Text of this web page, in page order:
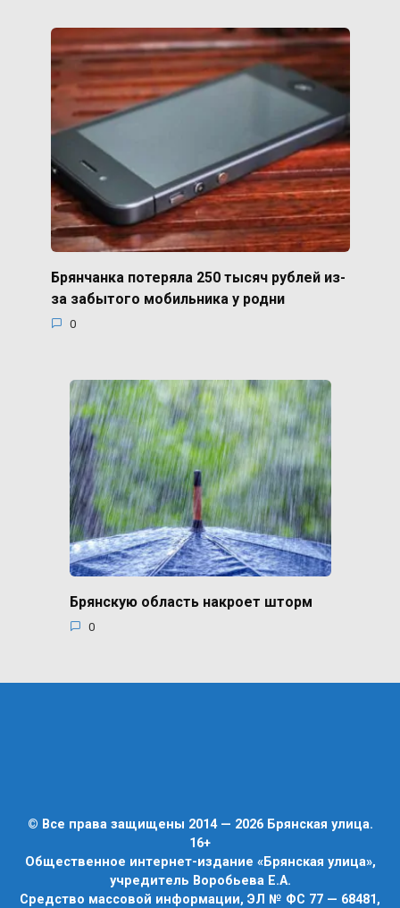
Брянчанка потеряла 250 тысяч рублей из-
за забытого мобильника у родни
0
Брянскую область накроет шторм
0
© Все права защищены 2014 — 2026 Брянская улица.
16+
Общественное интернет-издание «Брянская улица»,
учредитель Воробьева Е.А.
Средство массовой информации, ЭЛ № ФС 77 — 68481,